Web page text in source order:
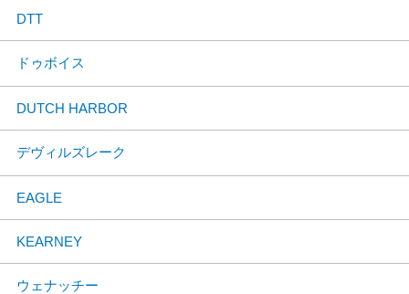
DTT
ドゥボイス
DUTCH HARBOR
デヴィルズレーク
EAGLE
KEARNEY
ウェナッチー